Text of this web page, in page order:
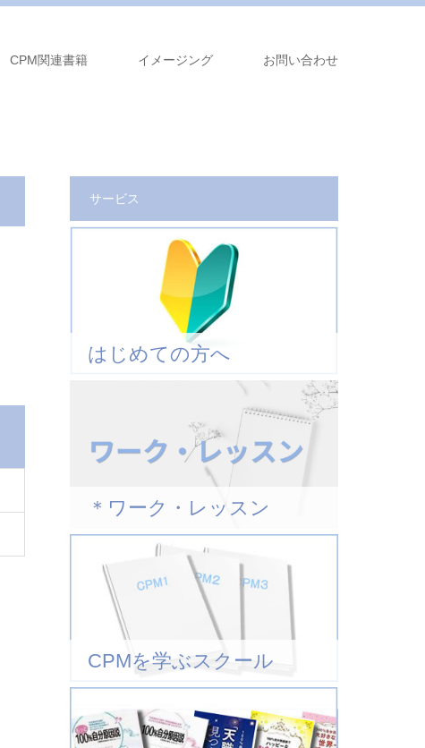
CPM関連書籍 イメージング お問い合わせ
サービス
はじめての方へ
＊ワーク・レッスン
CPMを学ぶスクール